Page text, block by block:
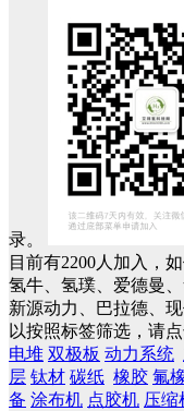
录。
目前有2200人加入，
氢牛、氢璞、爱德曼
新源动力、巴拉德、
以按照标签筛选，请
电堆 双极板 动力系统
层 钛材 碳纸 橡胶 氟
备 涂布机 点胶机 压缩